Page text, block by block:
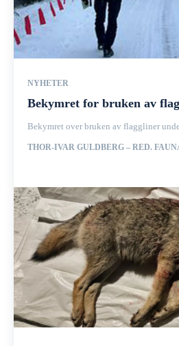
NYHETER
Bekymret for bruken av
Bekymret over bruken av flaggliner
THOR-IVAR GULDBERG – RED.